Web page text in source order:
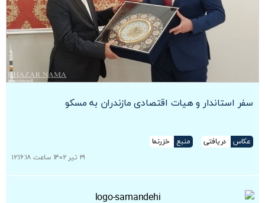
سفر استاندار و هیات اقتصادی مازندران به مسکو
عکاس دریافتی منبع
خزرنما
۳۱ تیر ۱۴۰۲ ساعت ۱۲:۱۶:۱۸